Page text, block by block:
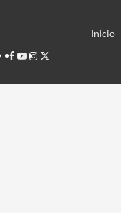
Inicio
Facebook
Youtube
Instagram
Twitter